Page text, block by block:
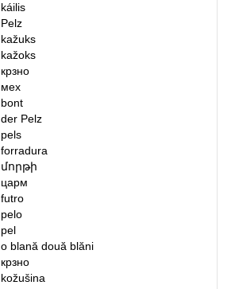
káilis
Pelz
kažuks
kažoks
крзно
мех
bont
der Pelz
pels
forradura
մորթի
царм
futro
pelo
pel
o blanădouă blăni
крзно
kožušina